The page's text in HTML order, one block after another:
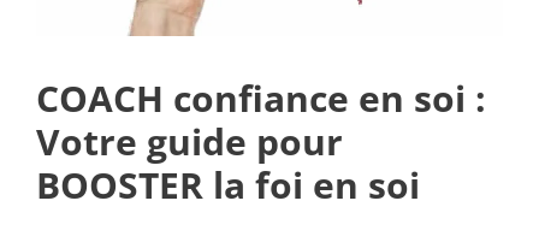
COACH confiance en soi :
Votre guide pour
BOOSTER la foi en soi